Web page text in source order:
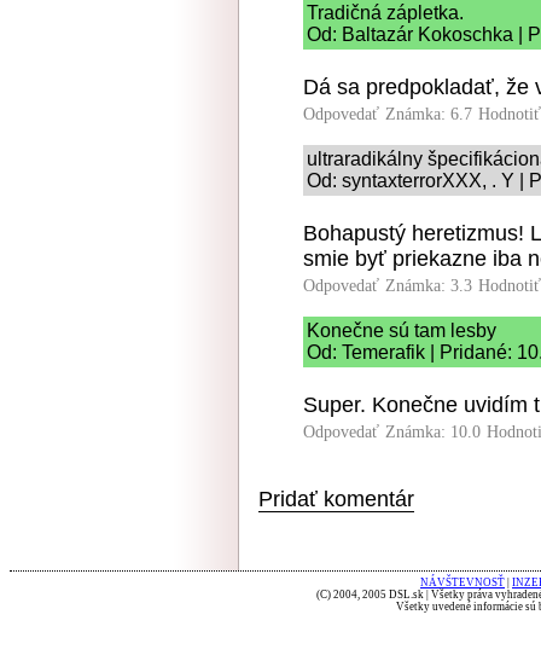
Tradičná zápletka.
Od: Baltazár Kokoschka |
Dá sa predpokladať, že
Odpovedať Známka: 6.7
ultraradikálny
Od: syntaxterrorXXX, . Y |
Bohapustý heretizmus!
smie byť priekazne iba
Odpovedať Známka: 3.3
Konečne sú tam lesby
Od: Temerafik | Pridané:
Super. Konečne uvidím
Odpovedať Známka: 10.0
Pridať komentár
NÁVŠTEVNOSŤ
(C) 2004, 2005 DSL.sk | Všetky práva
Všetky uvedené informácie sú